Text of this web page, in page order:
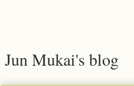
Jun Mukai's blog